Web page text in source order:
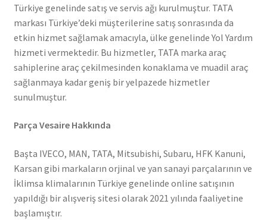
Türkiye genelinde satış ve servis ağı kurulmuştur. TATA
markası Türkiye’deki müşterilerine satış sonrasında da
etkin hizmet sağlamak amacıyla, ülke genelinde Yol Yardım
hizmeti vermektedir. Bu hizmetler, TATA marka araç
sahiplerine araç çekilmesinden konaklama ve muadil araç
sağlanmaya kadar geniş bir yelpazede hizmetler
sunulmuştur.
Parça Vesaire Hakkında
Başta IVECO, MAN, TATA, Mitsubishi, Subaru, HFK Kanuni,
Karsan gibi markaların orjinal ve yan sanayi parçalarının ve
İklimsa klimalarının Türkiye genelinde online satışının
yapıldığı bir alışveriş sitesi olarak 2021 yılında faaliyetine
başlamıştır.